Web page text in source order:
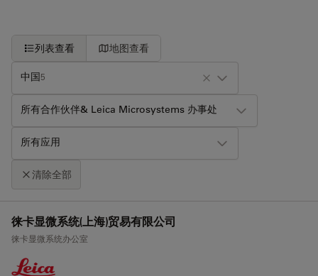
列表查看 地图查看
中国5
所有合作伙伴& Leica Microsystems 办事处
所有应用
清除全部
+
−
徕卡显微系统(上海)贸易有限公司
徕卡显微系统办公室